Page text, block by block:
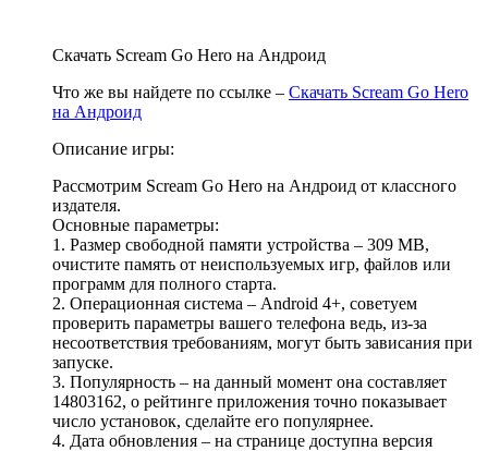
Скачать Scream Go Hero на Андроид
Что же вы найдете по ссылке – Скачать Scream Go Hero
на Андроид
Описание игры:
Рассмотрим Scream Go Hero на Андроид от классного
издателя.
Основные параметры:
1. Размер свободной памяти устройства – 309 MB,
очистите память от неиспользуемых игр, файлов или
программ для полного старта.
2. Операционная система – Android 4+, советуем
проверить параметры вашего телефона ведь, из-за
несоответствия требованиям, могут быть зависания при
запуске.
3. Популярность – на данный момент она составляет
14803162, о рейтинге приложения точно показывает
число установок, сделайте его популярнее.
4. Дата обновления – на странице доступна версия